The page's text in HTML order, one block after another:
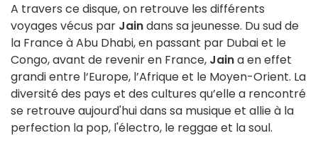
A travers ce disque, on retrouve les différents
voyages vécus par Jaindans sa jeunesse. Du sud de
la France à Abu Dhabi, en passant par Dubai et le
Congo, avant de revenir en France, Jaina en effet
grandi entre l‘Europe, l’Afrique et le Moyen-Orient. La
diversité des pays et des cultures qu’elle a rencontré
se retrouve aujourd'hui dans sa musique et allie à la
perfection la pop, l'électro, le reggae et la soul.